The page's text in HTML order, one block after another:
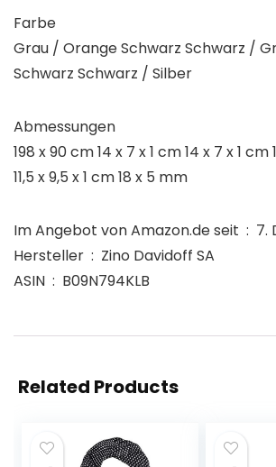
Farbe
Grau / Orange Schwarz Schwarz /
Schwarz Schwarz / Silber
Abmessungen
198 x 90 cm 14 x 7 x 1 cm 14 x 7 x 1 cm
11,5 x 9,5 x 1 cm 18 x 5 mm
Im
Hersteller ‏ : ‎ Zino Davidoff SA
ASIN ‏ : ‎ B09N794KLB
Related Products